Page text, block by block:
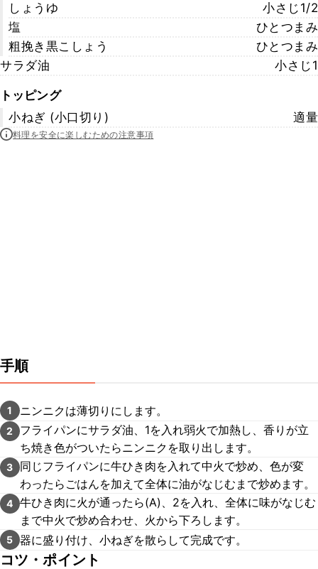
しょうゆ
小さじ1/2
塩
ひとつまみ
粗挽き黒こしょう
ひとつまみ
サラダ油
小さじ1
トッピング
小ねぎ (小口切り)
適量
料理を安全に楽しむための注意事項
手順
1 ニンニクは薄切りにします。
2
フライパンにサラダ油、1を入れ弱火で加熱し、香りが立
ち焼き色がついたらニンニクを取り出します。
3
同じフライパンに牛ひき肉を入れて中火で炒め、色が変
わったらごはんを加えて全体に油がなじむまで炒めます。
4 牛ひき肉に火が通ったら(A)、2を入れ、全体に味がなじむ
まで中火で炒め合わせ、火から下ろします。
5 器に盛り付け、小ねぎを散らして完成です。
コツ・ポイント